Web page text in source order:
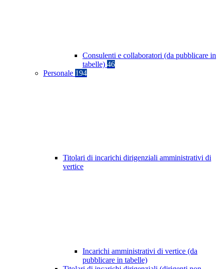
Consulenti e collaboratori (da pubblicare in
tabelle) 46
Personale 194
Titolari di incarichi dirigenziali amministrativi di
vertice
Incarichi amministrativi di vertice (da
pubblicare in tabelle)